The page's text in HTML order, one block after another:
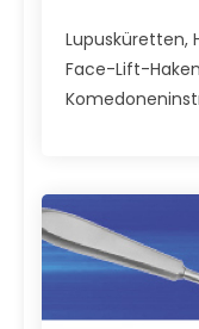
Lupusküretten,
Face-Lift-